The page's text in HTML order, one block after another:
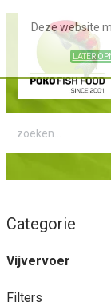
Categorie
Vijvervoer
Filters
Deze website
LATER